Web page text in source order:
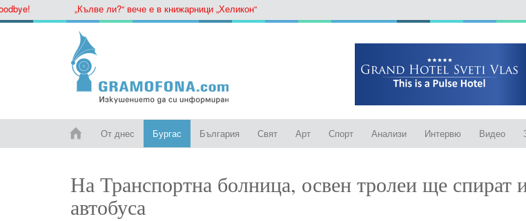
„Кълве ли?“ вече е в книжарници „Хеликон“
От днес Бургас България Свят Арт Спорт Анализи Интервю Видео
На Транспортна болница, освен тролеи ще спират
автобуса